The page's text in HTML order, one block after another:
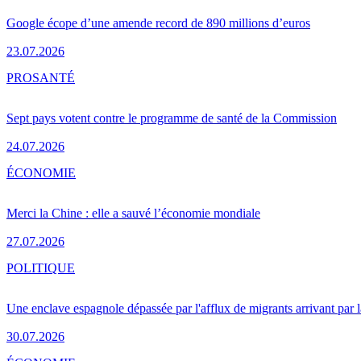
Google écope d’une amende record de 890 millions d’euros
23.07.2026
Sept pays votent contre le programme de santé de la Commission
24.07.2026
PROSANTÉ
Merci la Chine : elle a sauvé l’économie mondiale
27.07.2026
ÉCONOMIE
Une enclave espagnole dépassée par l'afflux de migrants arrivant par
30.07.2026
POLITIQUE